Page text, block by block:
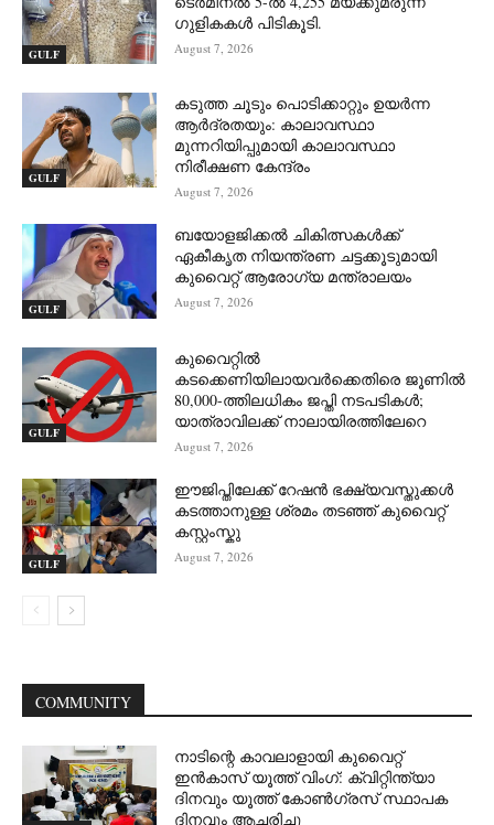
GULF
ഗുളികകൾ പിടികൂടി.
August 7, 2026
GULF
കടുത്ത ചൂടും പൊടിക്കാറ്റും ഉയർന്ന
ആർദ്രതയും: കാലാവസ്ഥാ
മുന്നറിയിപ്പുമായി കാലാവസ്ഥാ
നിരീക്ഷണ കേന്ദ്രം
August 7, 2026
GULF
ബയോളജിക്കൽ ചികിത്സകൾക്ക്
ഏകീകൃത നിയന്ത്രണ ചട്ടക്കൂടുമായി
കുവൈറ്റ് ആരോഗ്യ മന്ത്രാലയം
August 7, 2026
GULF
കുവൈറ്റിൽ
കടക്കെണിയിലായവർക്കെതിരെ ജൂണിൽ
80,000-ത്തിലധികം ജപ്തി നടപടികൾ;
യാത്രാവിലക്ക് നാലായിരത്തിലേറെ
August 7, 2026
GULF
ഈജിപ്തിലേക്ക് റേഷൻ ഭക്ഷ്യവസ്തുക്കൾ
കടത്താനുള്ള ശ്രമം തടഞ്ഞ് കുവൈറ്റ്
കസ്റ്റംസ്കു
August 7, 2026
COMMUNITY
നാടിന്റെ കാവലാളായി കുവൈറ്റ്
ഇൻകാസ് യൂത്ത് വിംഗ്: ക്വിറ്റിന്ത്യാ
ദിനവും യൂത്ത് കോൺഗ്രസ് സ്ഥാപക
ദിനവും ആചരിച്ചു